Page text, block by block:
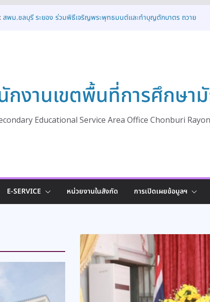
สพม.ชลบุรี ระยอง ร่วมพิธีเจริญพระพุทธมนต์และทำบุญตักบาตร ถวาย
ร่วมแลกเปลี่ยนเรียนรู้แนวปฏิบัติที่ดี (Best Practice)
สพม.ชลบุรี ระยอง เปิดโครงการพัฒนาสภานักเรียนเพื่อขับเคลื่อน
ปีงบประมาณ พ.ศ. 2569
สพม.ชลบุรี ระยอง ร่วมพิธีเจริญพระพุทธมนต์ทำบุญตักบาตร และพิธี
กงานเขตพื้นที่การศึกษา
Educational Service Area Office Chonburi
E-SERVICE หน่วยงานในสังกัด การเปิดเผยข้อมูลฯ